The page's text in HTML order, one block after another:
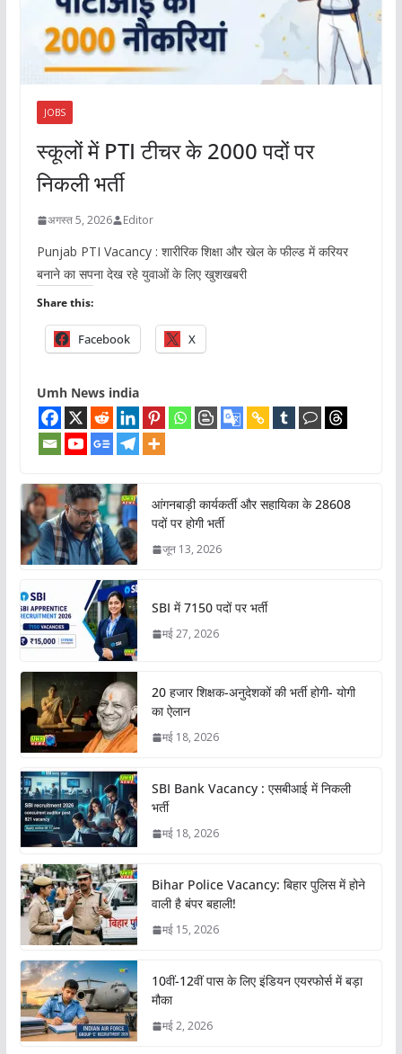
JOBS
स्कूलों में PTI टीचर के 2000 पदों पर
निकली भर्ती
अगस्त 5, 2026 Editor
Punjab PTI Vacancy : शारीरिक शिक्षा और खेल के फील्ड में करियर
बनाने का सपना देख रहे युवाओं के लिए खुशखबरी
Share this:
Facebook X
Umh News india
आंगनबाड़ी कार्यकर्ती और सहायिका के 28608
पदों पर होगी भर्ती
जून 13, 2026
SBI में 7150 पदों पर भर्ती
मई 27, 2026
20 हजार शिक्षक-अनुदेशकों की भर्ती होगी- योगी
का ऐलान
मई 18, 2026
SBI Bank Vacancy : एसबीआई में निकली
भर्ती
मई 18, 2026
Bihar Police Vacancy: बिहार पुलिस में होने
वाली है बंपर बहाली!
मई 15, 2026
10वीं-12वीं पास के लिए इंडियन एयरफोर्स में बड़ा
मौका
मई 2, 2026